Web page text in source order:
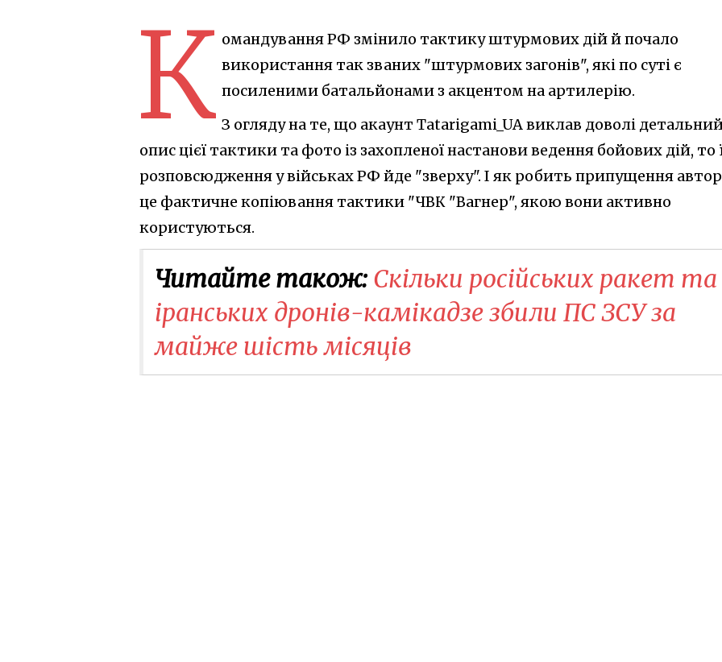
К омандування РФ змінило тактику штурмових дій й почало
використання так званих "штурмових загонів", які по суті є
посиленими батальйонами з акцентом на артилерію.
З огляду на те, що акаунт Tatarigami_UA виклав доволі
опис цієї тактики та фото із захопленої настанови ведення бойових дій, то
розповсюдження у військах РФ йде "зверху". І як робить припущення
це фактичне копіювання тактики "ЧВК "Вагнер", якою вони активно
користуються.
Читайте також: Скільки російських ракет та
іранських дронів-камікадзе збили ПС ЗСУ за
майже шість місяців